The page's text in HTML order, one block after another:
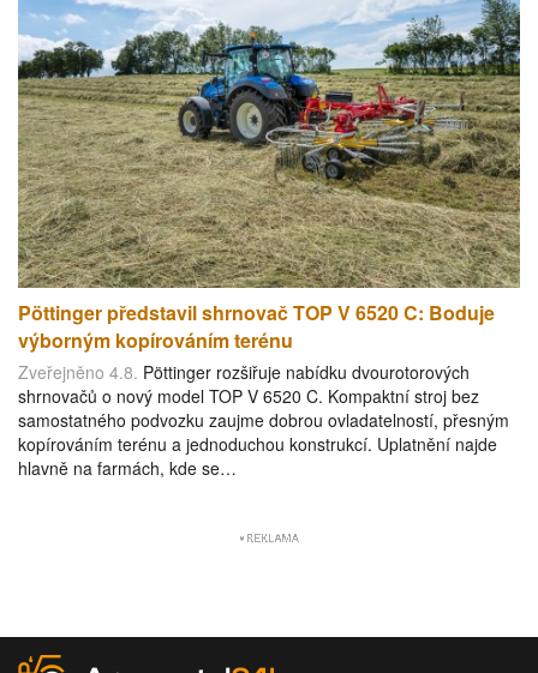
Pöttinger představil shrnovač TOP V 6520 C: Boduje
výborným kopírováním terénu
Zveřejněno 4.8. Pöttinger rozšiřuje nabídku dvourotorových
shrnovačů o nový model TOP V 6520 C. Kompaktní stroj bez
samostatného podvozku zaujme dobrou ovladatelností, přesným
kopírováním terénu a jednoduchou konstrukcí. Uplatnění najde
hlavně na farmách, kde se…